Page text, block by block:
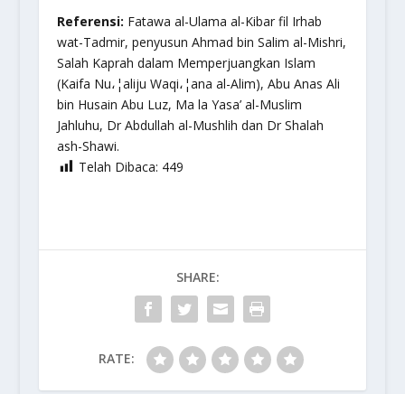
Referensi: Fatawa al-Ulama al-Kibar fil Irhab
wat-Tadmir, penyusun Ahmad bin Salim al-Mishri,
Salah Kaprah dalam Memperjuangkan Islam
(Kaifa Nu،¦aliju Waqi،¦ana al-Alim), Abu Anas Ali
bin Husain Abu Luz, Ma la Yasa’ al-Muslim
Jahluhu, Dr Abdullah al-Mushlih dan Dr Shalah
ash-Shawi.
Telah Dibaca: 449
SHARE:
RATE: